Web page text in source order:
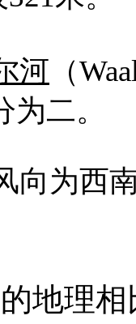
河 （
二。
为西南
理相